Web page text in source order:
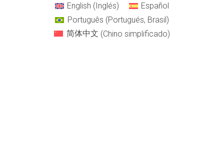
English (Inglés)
Español
Português (Portugués, Brasil)
简体中文 (Chino simplificado)